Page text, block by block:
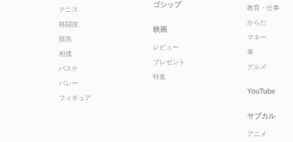
テニス
格闘技
競馬
相撲
バスケ
バレー
フィギュア
ゴシップ
映画
レビュー
プレゼント
特集
教育・仕事
からだ
マネー
車
グルメ
YouTube
サブカル
アニメ